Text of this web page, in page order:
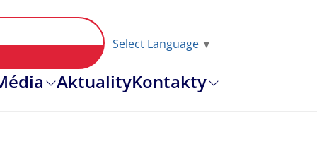
Select Language ▼
AktualityKontakty